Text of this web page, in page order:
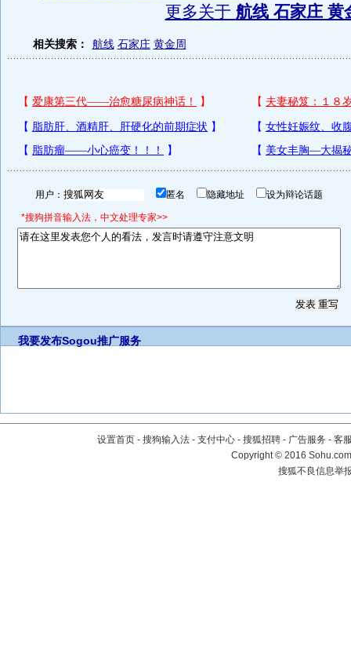
更多关于 航线 石家庄 黄
相关搜索： 航线 石家庄 黄金周
用户： 匿名 隐藏地址 设为辩论话题
*搜狗拼音输入法，中文处理专家>>
我要发布Sogou推广服务
设置首页 - 搜狗输入法 - 支付中心 - 搜狐招聘 - 广告服务 - 客
Copyright©2016
搜狐不良信息举